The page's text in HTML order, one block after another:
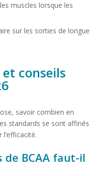
muscles lorsque les
sur les sorties de longue
conseils
savoir combien en
standards se sont affinés
de BCAA faut-il